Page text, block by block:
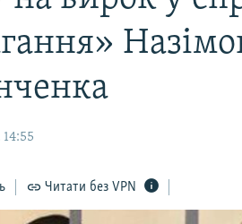
Читати без VPN